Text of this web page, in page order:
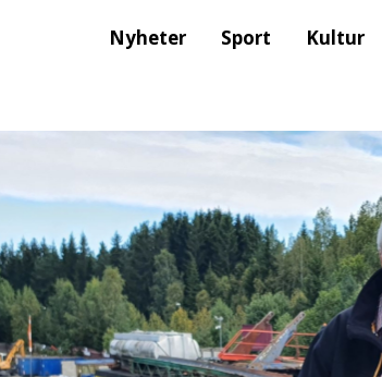
Nyheter Sport Kultur